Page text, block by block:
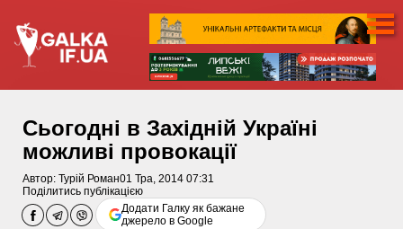
Сьогодні в Західній Україні
можливі провокації
Автор: Турій Роман01 Тра, 2014 07:31
Поділитись публікацією
Додати Галку як бажане
джерело в Google